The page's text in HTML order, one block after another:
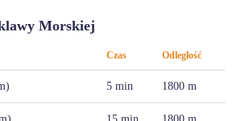
Morskiej
Czas Odległość
5 min 1800 m